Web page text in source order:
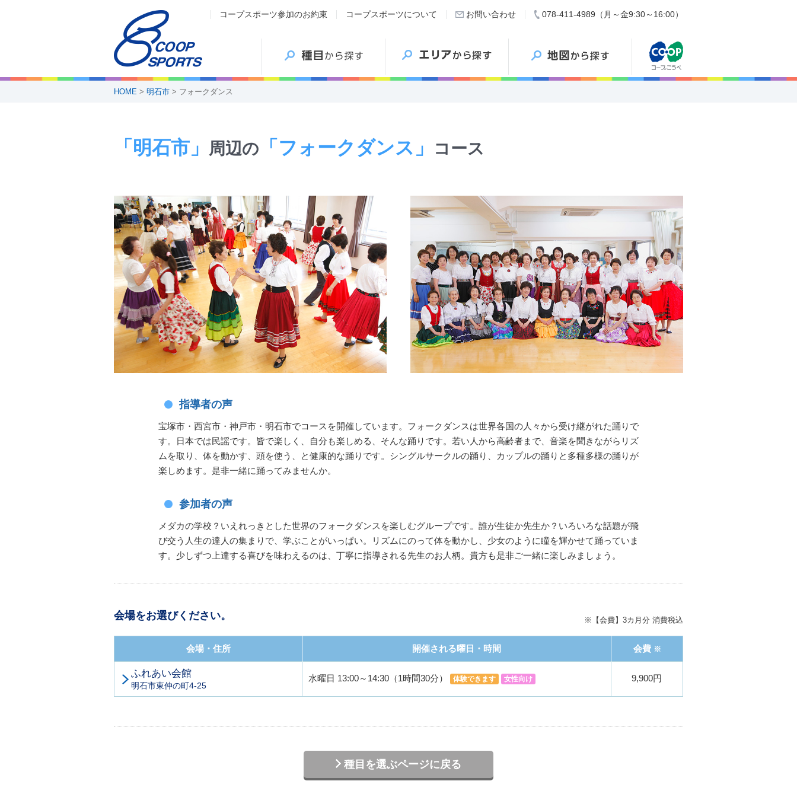
コープスポーツ参加のお約束 コープスポーツについて お問い合わせ 078-411-4989（月～金9:30～16:00）
HOME > 明石市 > フォークダンス
「明石市」 周辺の 「フォークダンス」 コース
指導者の声
宝塚市・西宮市・神戸市・明石市でコースを開催しています。フォークダンスは世界各国の人々から受け継がれた踊りで
す。日本では民謡です。皆で楽しく、自分も楽しめる、そんな踊りです。若い人から高齢者まで、音楽を聞きながらリズ
ムを取り、体を動かす、頭を使う、と健康的な踊りです。シングルサークルの踊り、カップルの踊りと多種多様の踊りが
楽しめます。是非一緒に踊ってみませんか。
参加者の声
メダカの学校？いえれっきとした世界のフォークダンスを楽しむグループです。誰が生徒か先生か？いろいろな話題が飛
び交う人生の達人の集まりで、学ぶことがいっぱい。リズムにのって体を動かし、少女のように瞳を輝かせて踊っていま
す。少しずつ上達する喜びを味わえるのは、丁寧に指導される先生のお人柄。貴方も是非ご一緒に楽しみましょう。
会場をお選びください。 ※【会費】3カ月分 消費税込
会場・住所 開催される曜日・時間 会費 ※
ふれあい会館
明石市東仲の町4-25
水曜日 13:00～14:30（1時間30分） 体験できます 女性向け 9,900円
種目を選ぶページに戻る